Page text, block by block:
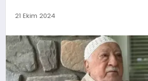
SPOR
TEKNOLOJI
21 Ekim 2024